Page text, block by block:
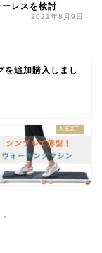
ーレスを検討
2021年8月9日
を追加購入しまし